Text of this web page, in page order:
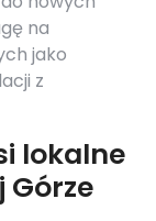
na
jako
z
lokalne
Górze